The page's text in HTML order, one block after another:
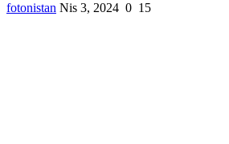
fotonistan Nis 3, 2024 0 15